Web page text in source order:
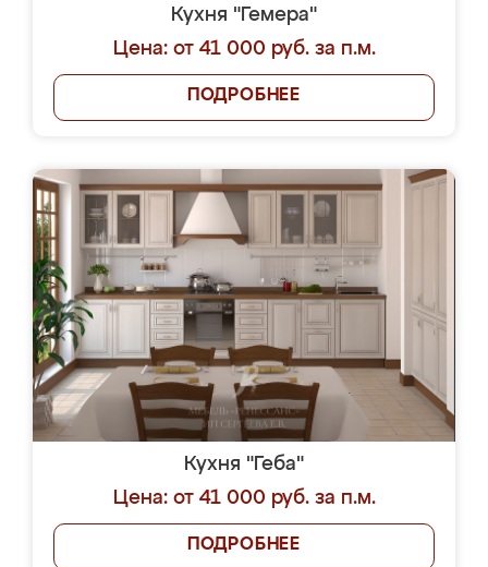
Кухня "Гемера"
Цена: от 41 000 руб. за п.м.
ПОДРОБНЕЕ
Кухня "Геба"
Цена: от 41 000 руб. за п.м.
ПОДРОБНЕЕ